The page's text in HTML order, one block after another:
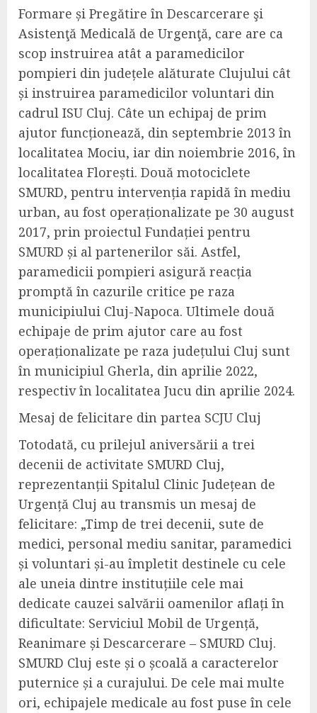
Formare și Pregătire în Descarcerare şi
Asistenţă Medicală de Urgenţă, care are ca
scop instruirea atât a paramedicilor
pompieri din județele alăturate Clujului cât
și instruirea paramedicilor voluntari din
cadrul ISU Cluj. Câte un echipaj de prim
ajutor funcționează, din septembrie 2013 în
localitatea Mociu, iar din noiembrie 2016, în
localitatea Florești. Două motociclete
SMURD, pentru intervenția rapidă în mediu
urban, au fost operaționalizate pe 30 august
2017, prin proiectul Fundației pentru
SMURD și al partenerilor săi. Astfel,
paramedicii pompieri asigură reacția
promptă în cazurile critice pe raza
municipiului Cluj-Napoca. Ultimele două
echipaje de prim ajutor care au fost
operaționalizate pe raza județului Cluj sunt
în municipiul Gherla, din aprilie 2022,
respectiv în localitatea Jucu din aprilie 2024.
Mesaj de felicitare din partea SCJU Cluj
Totodată, cu prilejul aniversării a trei
decenii de activitate SMURD Cluj,
reprezentanții Spitalul Clinic Județean de
Urgență Cluj au transmis un mesaj de
felicitare: „Timp de trei decenii, sute de
medici, personal mediu sanitar, paramedici
și voluntari și-au împletit destinele cu cele
ale uneia dintre instituțiile cele mai
dedicate cauzei salvării oamenilor aflați în
dificultate: Serviciul Mobil de Urgență,
Reanimare și Descarcerare – SMURD Cluj.
SMURD Cluj este și o școală a caracterelor
puternice și a curajului. De cele mai multe
ori, echipajele medicale au fost puse în cele